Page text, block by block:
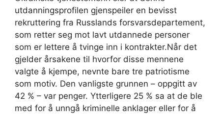
utdanningsprofilen gjenspeiler en bevisst
rekruttering fra Russlands forsvarsdepartement,
som retter seg mot lavt utdannede personer
som er lettere å tvinge inn i kontrakter.Når det
gjelder årsakene til hvorfor disse mennene
valgte å kjempe, nevnte bare tre patriotisme
som motiv. Den vanligste grunnen – oppgitt av
42 % – var penger. Ytterligere 25 % sa at de ble
med for å unngå kriminelle anklager eller for å